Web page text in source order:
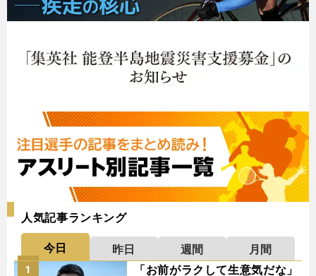
人気記事ランキング
今日 昨日 週間
月間
「お前がラクして生意気だな」
1